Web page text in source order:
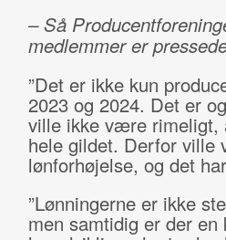
– Så
medlemmer er
”Det er ikke kun
2023 og 2024. Det er
ville ikke være rimeligt,
hele gildet. Derfor ville
lønforhøjelse, og det
”Lønningerne er ikke
men samtidig er der